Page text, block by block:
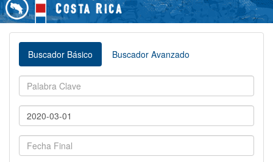
Buscador Básico Buscador Avanzado